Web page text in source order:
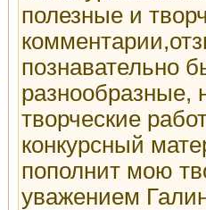
полезные и
познавательно
разнообразные,
творческие
конкурсный
пополнит мою
уважением